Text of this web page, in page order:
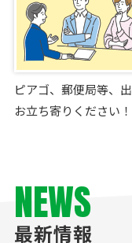
ピアゴ、郵便局等、
お立ち寄りください！
NEWS
最新情報